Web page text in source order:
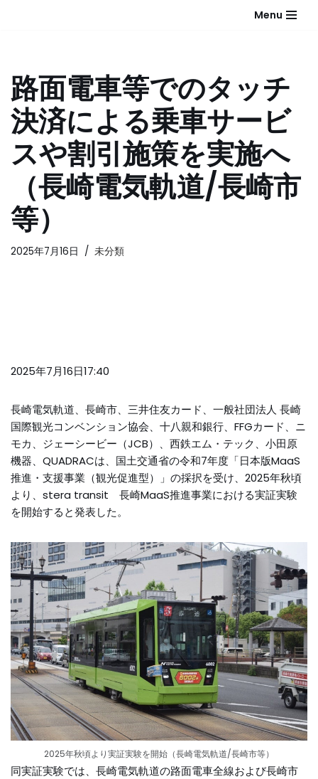
テ
ン
ツ
へ
キ
Menu
路面電車等でのタッチ
決済による乗車サービ
スや割引施策を実施へ
（長崎電気軌道/長崎市
等）
2025年7月16日 未分類
2025年7月16日17:40
長崎電気軌道、長崎市、三井住友カード、一般社団法人 長崎
国際観光コンベンション協会、十八親和銀行、FFGカード、ニ
モカ、ジェーシービー（JCB）、西鉄エム・テック、小田原
機器、QUADRACは、国土交通省の令和7年度「日本版MaaS
推進・支援事業（観光促進型）」の採択を受け、2025年秋頃
より、stera transit 長崎MaaS推進事業における実証実験
を開始すると発表した。
2025年秋頃より実証実験を開始（長崎電気軌道/長崎市等）
同実証実験では、長崎電気軌道の路面電車全線および長崎市